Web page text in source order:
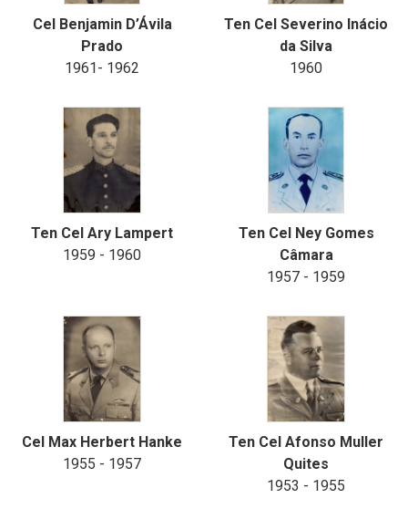
Cel Benjamin D’Ávila
Prado
1961- 1962
Ten Cel Severino Inácio
da Silva
1960
Ten Cel Ary Lampert
1959 - 1960
Ten Cel Ney Gomes
Câmara
1957 - 1959
Cel Max Herbert Hanke
1955 - 1957
Ten Cel Afonso Muller
Quites
1953 - 1955